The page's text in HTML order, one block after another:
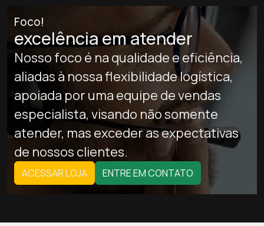
Foco!
excelência em atender
Nosso foco é na qualidade e eficiência,
aliadas à nossa flexibilidade logística,
apoiada por uma equipe de vendas
especialista, visando não somente
atender, mas exceder as expectativas
de nossos clientes.
ACESSAR LOJA ENTRE EM CONTATO